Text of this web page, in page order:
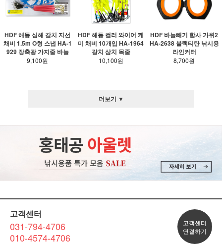
HDF 해동 심해 갈치 지선
채비 1.5m O형 스냅 HA-1
929 장축광 가지줄 바늘
9,100원
HDF 해동 컬러 와이어 케
미 채비 10개입 HA-1964
갈치 삼치 목줄
10,100원
HDF 바늘빼기 합사 가위2
HA-2638 블랙티탄 낚시용
라인커터
8,700원
더보기 ▼
고객센터
031-794-4706
010-4574-4706
고객센터
연결하기